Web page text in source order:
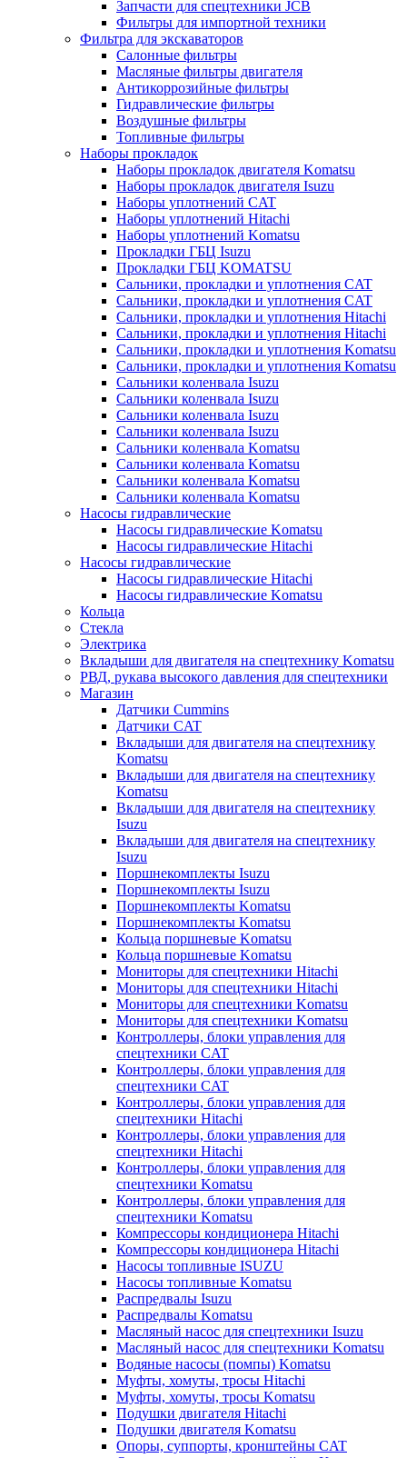
Запчасти для спецтехники JCB
Фильтры для импортной техники
Фильтра для экскаваторов
Салонные фильтры
Масляные фильтры двигателя
Антикоррозийные фильтры
Гидравлические фильтры
Воздушные фильтры
Топливные фильтры
Наборы прокладок
Наборы прокладок двигателя Komatsu
Наборы прокладок двигателя Isuzu
Наборы уплотнений CAT
Наборы уплотнений Hitachi
Наборы уплотнений Komatsu
Прокладки ГБЦ Isuzu
Прокладки ГБЦ KOMATSU
Сальники, прокладки и уплотнения CAT
Сальники, прокладки и уплотнения CAT
Сальники, прокладки и уплотнения Hitachi
Сальники, прокладки и уплотнения Hitachi
Сальники, прокладки и уплотнения Komatsu
Сальники, прокладки и уплотнения Komatsu
Сальники коленвала Isuzu
Сальники коленвала Isuzu
Сальники коленвала Isuzu
Сальники коленвала Isuzu
Сальники коленвала Komatsu
Сальники коленвала Komatsu
Сальники коленвала Komatsu
Сальники коленвала Komatsu
Насосы гидравлические
Насосы гидравлические Komatsu
Насосы гидравлические Hitachi
Насосы гидравлические
Насосы гидравлические Hitachi
Насосы гидравлические Komatsu
Кольца
Стекла
Электрика
Вкладыши для двигателя на спецтехнику Komatsu
РВД, рукава высокого давления для спецтехники
Магазин
Датчики Cummins
Датчики CAT
Вкладыши для двигателя на спецтехнику
Komatsu
Вкладыши для двигателя на спецтехнику
Komatsu
Вкладыши для двигателя на спецтехнику
Isuzu
Вкладыши для двигателя на спецтехнику
Isuzu
Поршнекомплекты Isuzu
Поршнекомплекты Isuzu
Поршнекомплекты Komatsu
Поршнекомплекты Komatsu
Кольца поршневые Komatsu
Кольца поршневые Komatsu
Мониторы для спецтехники Hitachi
Мониторы для спецтехники Hitachi
Мониторы для спецтехники Komatsu
Мониторы для спецтехники Komatsu
Контроллеры, блоки управления для
спецтехники CAT
Контроллеры, блоки управления для
спецтехники CAT
Контроллеры, блоки управления для
спецтехники Hitachi
Контроллеры, блоки управления для
спецтехники Hitachi
Контроллеры, блоки управления для
спецтехники Komatsu
Контроллеры, блоки управления для
спецтехники Komatsu
Компрессоры кондиционера Hitachi
Компрессоры кондиционера Hitachi
Насосы топливные ISUZU
Насосы топливные Komatsu
Распредвалы Isuzu
Распредвалы Komatsu
Масляный насос для спецтехники Isuzu
Масляный насос для спецтехники Komatsu
Водяные насосы (помпы) Komatsu
Муфты, хомуты, тросы Hitachi
Муфты, хомуты, тросы Komatsu
Подушки двигателя Hitachi
Подушки двигателя Komatsu
Опоры, суппорты, кронштейны CAT